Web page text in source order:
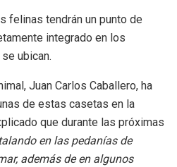
felinas tendrán un punto de
integrado en los
ubican.
Juan Carlos Caballero, ha
de estas casetas en la
que durante las próximas
en las pedanías de
además de en algunos